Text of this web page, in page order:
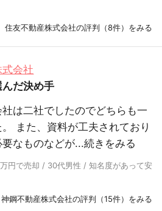
住友不動産株式会社の評判（8件）をみる
会社
だ決め手
は二社でしたのでどちらも一
また、資料が工夫されており
なものなどが...続きをみる
円で売却 / 30代男性 / 知名度があって安
神鋼不動産株式会社の評判（15件）をみる